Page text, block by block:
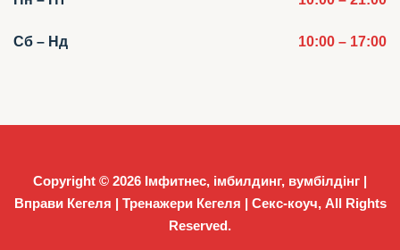
Сб – Нд 10:00 – 17:00
Copyright © 2026 Імфитнес, імбилдинг, вумбілдінг |
Вправи Кегеля | Тренажери Кегеля | Секс-коуч, All Rights
Reserved.